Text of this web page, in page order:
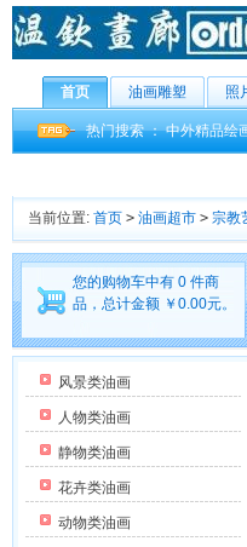
首页 油画雕塑 照
热门搜索 ：中外精品绘
当前位置: 首页 > 油画超市 > 宗教
您的购物车中有 0 件商
品，总计金额 ￥0.00元。
风景类油画
人物类油画
静物类油画
花卉类油画
动物类油画